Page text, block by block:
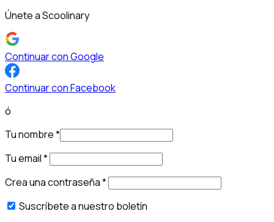
Únete a Scoolinary
Continuar con Google
Continuar con Facebook
ó
Tu nombre*
Tu email*
Crea una contraseña*
Suscríbete a nuestro boletín